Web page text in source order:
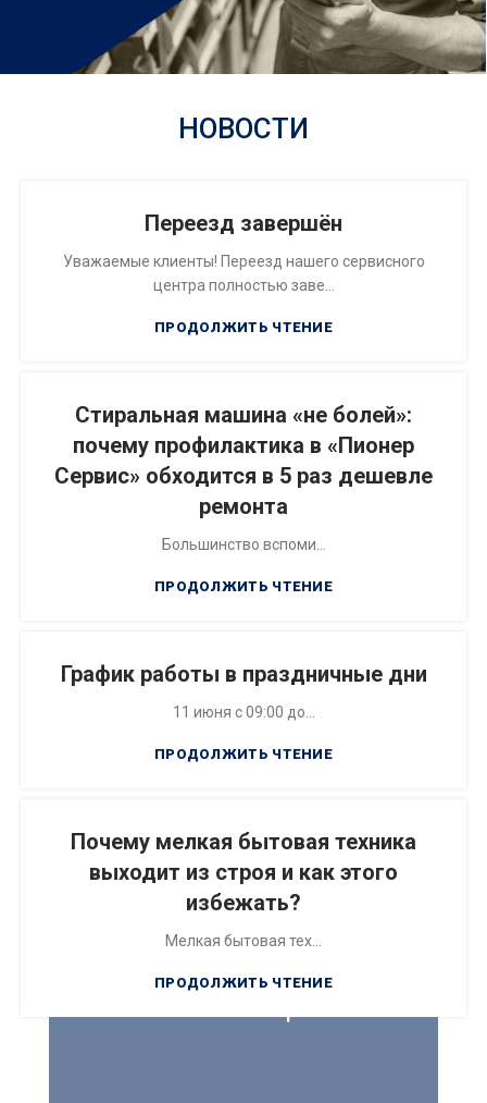
НОВОСТИ
Переезд завершён
Уважаемые клиенты! Переезд нашего сервисного
центра полностью заве...
ПРОДОЛЖИТЬ ЧТЕНИЕ
Стиральная машина «не болей»:
почему профилактика в «Пионер
Сервис» обходится в 5 раз дешевле
ремонта
Большинство вспоми...
ПРОДОЛЖИТЬ ЧТЕНИЕ
График работы в праздничные дни
11 июня с 09:00 до...
ПРОДОЛЖИТЬ ЧТЕНИЕ
Почему мелкая бытовая техника
выходит из строя и как этого
избежать?
Мелкая бытовая тех...
ПРОДОЛЖИТЬ ЧТЕНИЕ